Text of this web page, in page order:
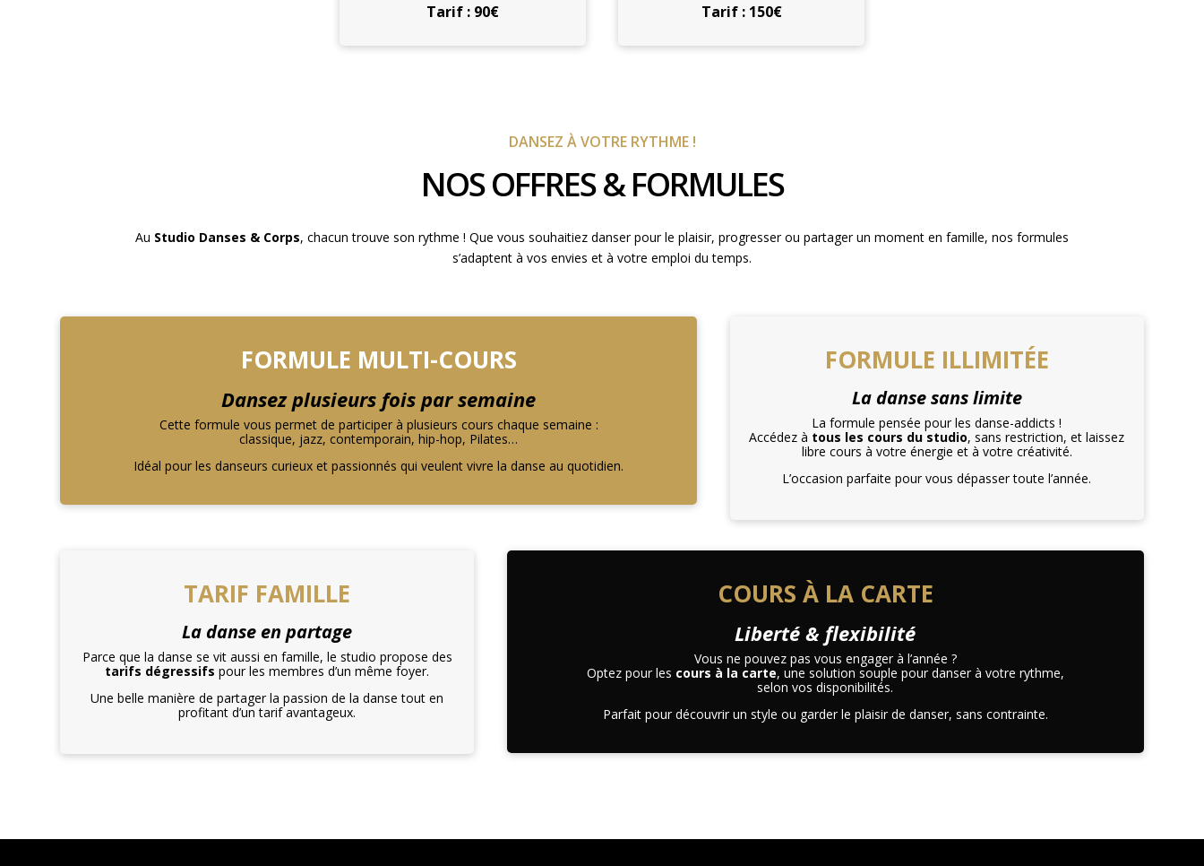
Tarif : 90€ Tarif : 150€
DANSEZ À VOTRE RYTHME !
NOS OFFRES & FORMULES
Au Studio Danses & Corps, chacun trouve son rythme ! Que vous souhaitiez danser pour le plaisir, progresser ou partager un moment en famille, nos formules
s’adaptent à vos envies et à votre emploi du temps.
FORMULE MULTI-COURS
Dansez plusieurs fois par semaine
Cette formule vous permet de participer à plusieurs cours chaque semaine :
classique, jazz, contemporain, hip-hop, Pilates…
Idéal pour les danseurs curieux et passionnés qui veulent vivre la danse au quotidien.
FORMULE ILLIMITÉE
La danse sans limite
La formule pensée pour les danse-addicts !
Accédez à tous les cours du studio, sans restriction, et laissez
libre cours à votre énergie et à votre créativité.
L’occasion parfaite pour vous dépasser toute l’année.
TARIF FAMILLE
La danse en partage
Parce que la danse se vit aussi en famille, le studio propose des
tarifs dégressifs pour les membres d’un même foyer.
Une belle manière de partager la passion de la danse tout en
profitant d’un tarif avantageux.
COURS À LA CARTE
Liberté & flexibilité
Vous ne pouvez pas vous engager à l’année ?
Optez pour les cours à la carte, une solution souple pour danser à votre rythme,
selon vos disponibilités.
Parfait pour découvrir un style ou garder le plaisir de danser, sans contrainte.